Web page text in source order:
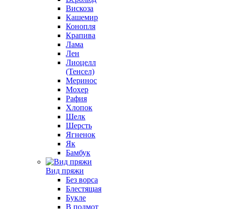
Вискоза
Кашемир
Конопля
Крапива
Лама
Лен
Лиоцелл
(Тенсел)
Меринос
Мохер
Рафия
Хлопок
Шелк
Шерсть
Ягненок
Як
Бамбук
Вид пряжи
Без ворса
Блестящая
Букле
В подмот